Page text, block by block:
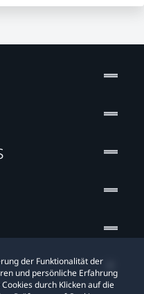
der Funktionalität der
und persönliche Erfahrung
durch Klicken auf die